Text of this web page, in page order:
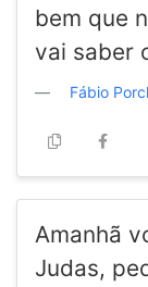
bem que
vai saber
Fábio
Amanhã
Judas,